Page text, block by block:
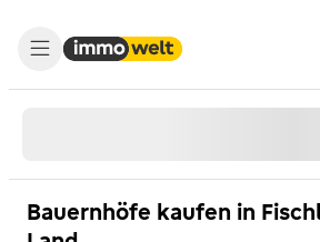
Bauernhöfe kaufen in